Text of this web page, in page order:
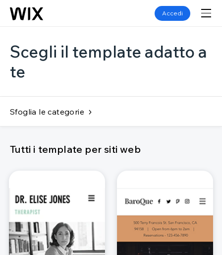
Accedi
Scegli il template adatto a
te
Sfoglia le categorie
Tutti i template per siti web